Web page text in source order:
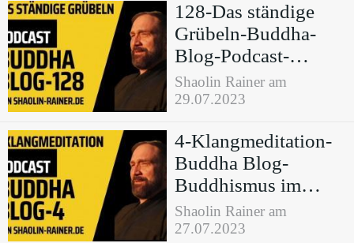
128-Das ständige
Grübeln-Buddha-
Blog-Podcast-
Buddhismus im
Alltag
Shaolin Rainer am
29.07.2023
4-Klangmeditation-
Buddha Blog-
Buddhismus im
Alltag - von Shaolin
Rainer
Shaolin Rainer am
27.07.2023